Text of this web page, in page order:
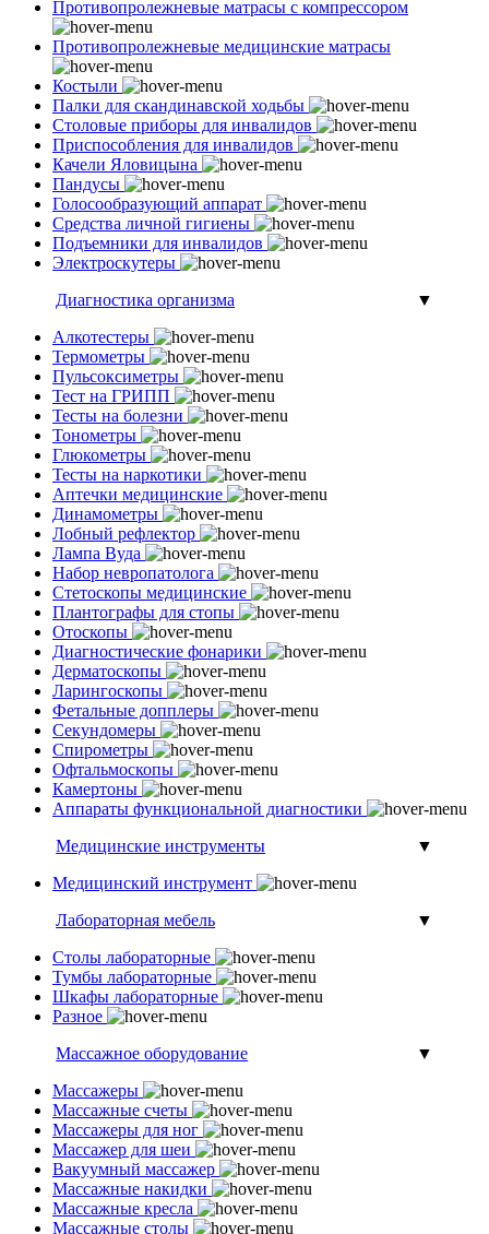
Противопролежневые матрасы с компрессором
Противопролежневые медицинские матрасы
Костыли
Палки для скандинавской ходьбы
Столовые приборы для инвалидов
Приспособления для инвалидов
Качели Яловицына
Пандусы
Голосообразующий аппарат
Средства личной гигиены
Подъемники для инвалидов
Электроскутеры
Диагностика организма
▼
Алкотестеры
Термометры
Пульсоксиметры
Тест на ГРИПП
Тесты на болезни
Тонометры
Глюкометры
Тесты на наркотики
Аптечки медицинские
Динамометры
Лобный рефлектор
Лампа Вуда
Набор невропатолога
Стетоскопы медицинские
Плантографы для стопы
Отоскопы
Диагностические фонарики
Дерматоскопы
Ларингоскопы
Фетальные допплеры
Секундомеры
Спирометры
Офтальмоскопы
Камертоны
Аппараты функциональной диагностики
Медицинские инструменты
▼
Медицинский инструмент
Лабораторная мебель
▼
Столы лабораторные
Тумбы лабораторные
Шкафы лабораторные
Разное
Массажное оборудование
▼
Массажеры
Массажные счеты
Массажеры для ног
Массажер для шеи
Вакуумный массажер
Массажные накидки
Массажные кресла
Массажные столы